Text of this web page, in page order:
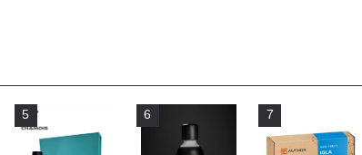
5 6 7